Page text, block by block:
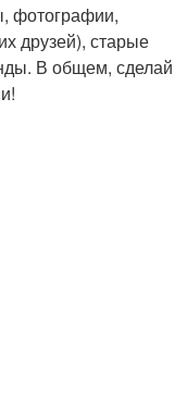
фотографии,
друзей), старые
В общем, сделай